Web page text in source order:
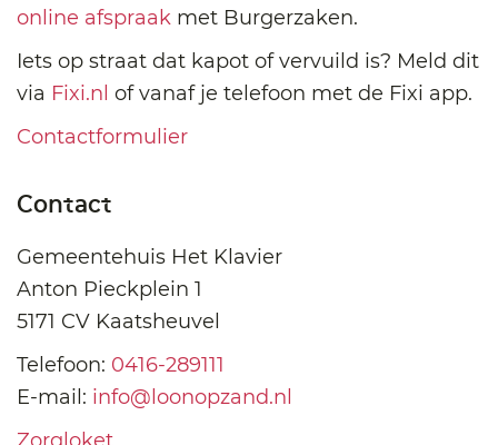
online afspraak met Burgerzaken.
Iets op straat dat kapot of vervuild is? Meld dit
via Fixi.nl of vanaf je telefoon met de Fixi app.
Contactformulier
Contact
Gemeentehuis Het Klavier
Anton Pieckplein 1
5171 CV Kaatsheuvel
Telefoon: 0416-289111
E-mail: info@loonopzand.nl